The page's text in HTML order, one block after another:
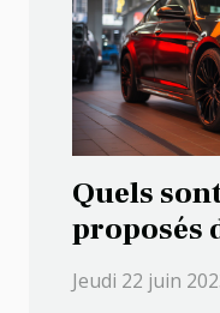
Quels
proposés
Jeudi 22 juin